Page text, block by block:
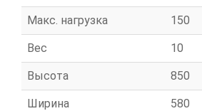
Макс. нагрузка 150
Вес 10
Высота 850
Ширина 580